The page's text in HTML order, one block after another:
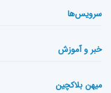
سرویس‌ها
خبر و آموزش
میهن بلاکچین